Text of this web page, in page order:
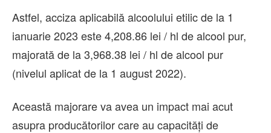
Astfel, acciza aplicabilă alcoolului etilic de la 1
ianuarie 2023 este 4,208.86 lei / hl de alcool pur,
majorată de la 3,968.38 lei / hl de alcool pur
(nivelul aplicat de la 1 august 2022).
Această majorare va avea un impact mai acut
asupra producătorilor care au capacităţi de